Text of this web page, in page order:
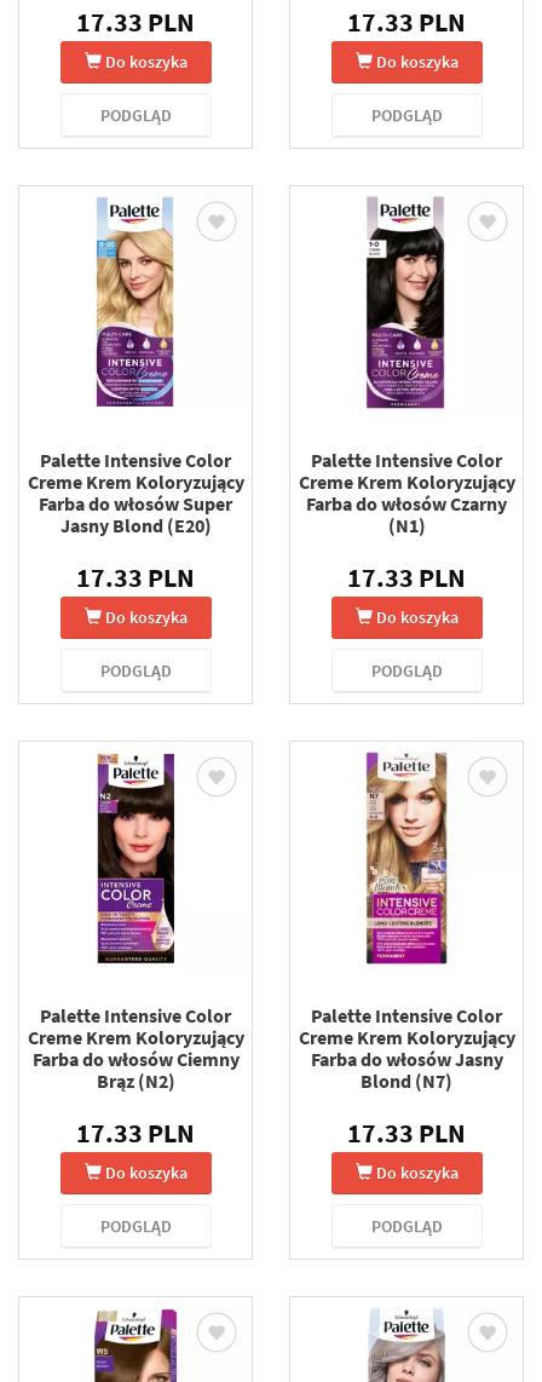
17.33 PLN
Do koszyka
PODGLĄD
17.33 PLN
Do koszyka
PODGLĄD
Palette Intensive Color
Creme Krem Koloryzujący
Farba do włosów Super
Jasny Blond (E20)
17.33 PLN
Do koszyka
PODGLĄD
Palette Intensive Color
Creme Krem Koloryzujący
Farba do włosów Czarny
(N1)
17.33 PLN
Do koszyka
PODGLĄD
Palette Intensive Color
Creme Krem Koloryzujący
Farba do włosów Ciemny
Brąz (N2)
17.33 PLN
Do koszyka
PODGLĄD
Palette Intensive Color
Creme Krem Koloryzujący
Farba do włosów Jasny
Blond (N7)
17.33 PLN
Do koszyka
PODGLĄD